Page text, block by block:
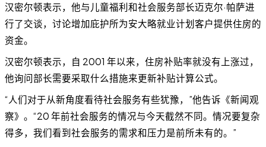
汉密尔顿表示，他与儿童福利和社会服务部长迈克尔·帕萨进
行了交谈，讨论增加庇护所为安大略就业计划客户提供住房的
资金。
汉密尔顿表示，自 2001 年以来，住房补贴率就没有上涨过，
他询问部长需要采取什么措施来更新补贴计算公式。
“人们对于从新角度看待社会服务有些犹豫，”他告诉《新闻观
察》。“20 年前社会服务的情况与今天截然不同。情况要复杂
得多，我们看到社会服务的需求和压力是前所未有的。”